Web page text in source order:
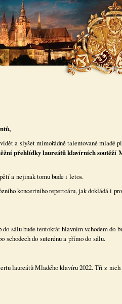
a slyšet mimořádně talentované mladé
přehlídky laureátů klavírních soutěží
a nejinak tomu bude i letos.
koncertního repertoáru, jak dokládá i
sálu bude tentokrát hlavním vchodem do
schodech do suterénu a přímo do sálu.
laureátů Mladého klavíru 2022. Tři z